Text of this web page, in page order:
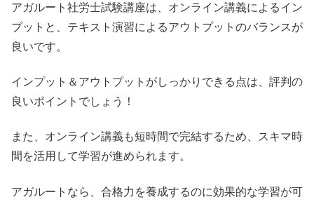
アガルート社労士試験講座は、オンライン講義によるイン
プットと、テキスト演習によるアウトプットのバランスが
良いです。
インプット＆アウトプットがしっかりできる点は、評判の
良いポイントでしょう！
また、オンライン講義も短時間で完結するため、スキマ時
間を活用して学習が進められます。
アガルートなら、合格力を養成するのに効果的な学習が可